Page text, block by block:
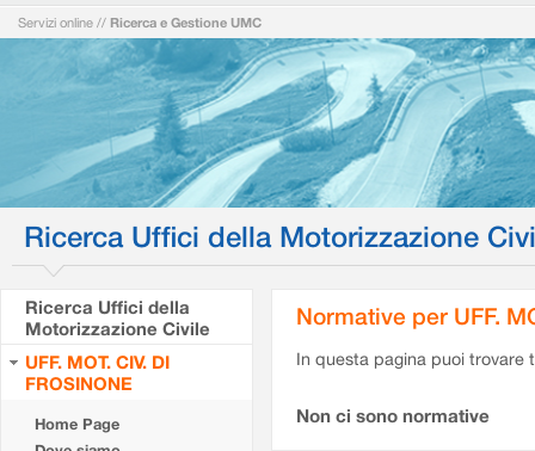
Servizi online // Ricerca e Gestione UMC
Ricerca Uffici della Motorizzazione
Ricerca Uffici della
Motorizzazione Civile
UFF. MOT. CIV. DI
FROSINONE
Home Page
Normative per UFF.
In questa pagina puoi
Non ci sono normative